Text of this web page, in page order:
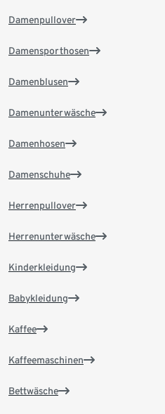
Damenpullover
Damensporthosen
Damenblusen
Damenunterwäsche
Damenhosen
Damenschuhe
Herrenpullover
Herrenunterwäsche
Kinderkleidung
Babykleidung
Kaffee
Kaffeemaschinen
Bettwäsche